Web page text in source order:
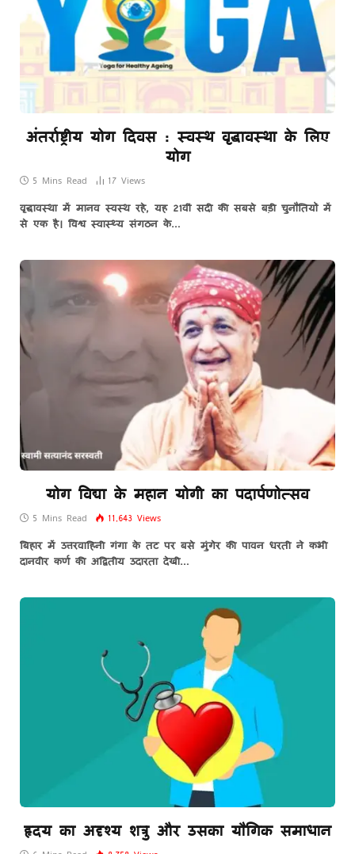
अंतर्राष्ट्रीय योग दिवस : स्वस्थ वृद्धावस्था के लिए
योग
5 Mins Read 17 Views
वृद्धावस्था में मानव स्वस्थ रहे, यह 21वीं सदी की सबसे बड़ी चुनौतियों में
से एक है। विश्व स्वास्थ्य संगठन के…
योग विद्या के महान योगी का पदार्पणोत्सव
5 Mins Read 11,643 Views
बिहार में उत्तरवाहिनी गंगा के तट पर बसे मुंगेर की पावन धरती ने कभी
दानवीर कर्ण की अद्वितीय उदारता देखी…
हृदय का अदृश्य शत्रु और उसका यौगिक समाधान